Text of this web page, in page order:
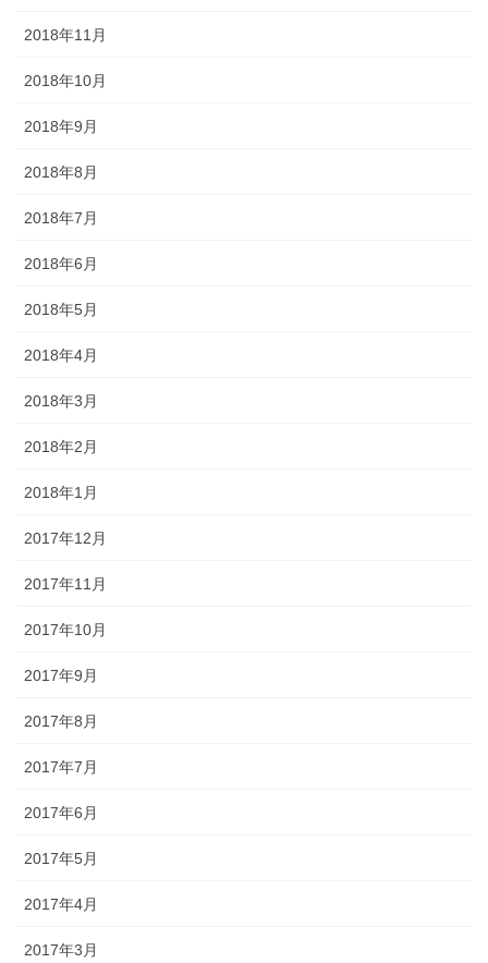
2018年11月
2018年10月
2018年9月
2018年8月
2018年7月
2018年6月
2018年5月
2018年4月
2018年3月
2018年2月
2018年1月
2017年12月
2017年11月
2017年10月
2017年9月
2017年8月
2017年7月
2017年6月
2017年5月
2017年4月
2017年3月